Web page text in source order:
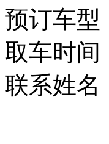
预订车型
取车时间
联系姓名